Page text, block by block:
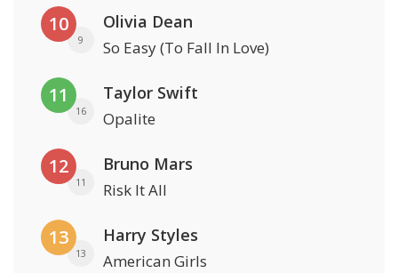
10
9
Olivia Dean
So Easy (To Fall In Love)
11
16
Taylor Swift
Opalite
12
11
Bruno Mars
Risk It All
13
13
Harry Styles
American Girls